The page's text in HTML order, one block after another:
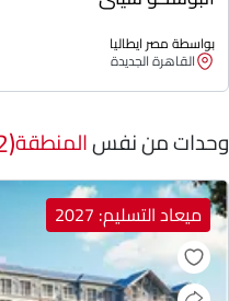
بواسطة مصر ايطاليا
القاهرة الجديدة
وحدات من نفسالمنطقة(2792)
ميعاد التسليم: 2027